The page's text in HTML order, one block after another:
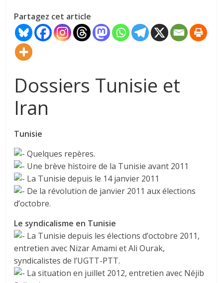
Partagez cet article
Dossiers Tunisie et
Iran
Tunisie
Quelques repères.
Une brève histoire de la Tunisie avant 2011
La Tunisie depuis le 14 janvier 2011
De la révolution de janvier 2011 aux élections
d’octobre.
Le syndicalisme en Tunisie
La Tunisie depuis les élections d’octobre 2011,
entretien avec Nizar Amami et Ali Ourak,
syndicalistes de l’UGTT-PTT.
La situation en juillet 2012, entretien avec Néjib